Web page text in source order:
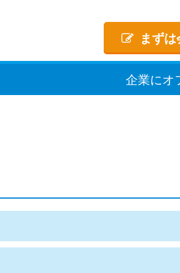
まずは
企業にオ